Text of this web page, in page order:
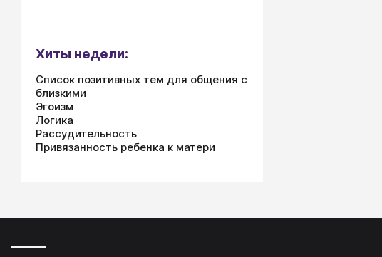
Хиты недели:
Список позитивных тем для общения с
близкими
Эгоизм
Логика
Рассудительность
Привязанность ребенка к матери